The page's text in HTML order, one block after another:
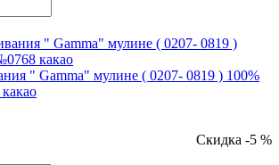
" Gamma" мулине ( 0207- 0819 ) 100%
Скидка -5 %